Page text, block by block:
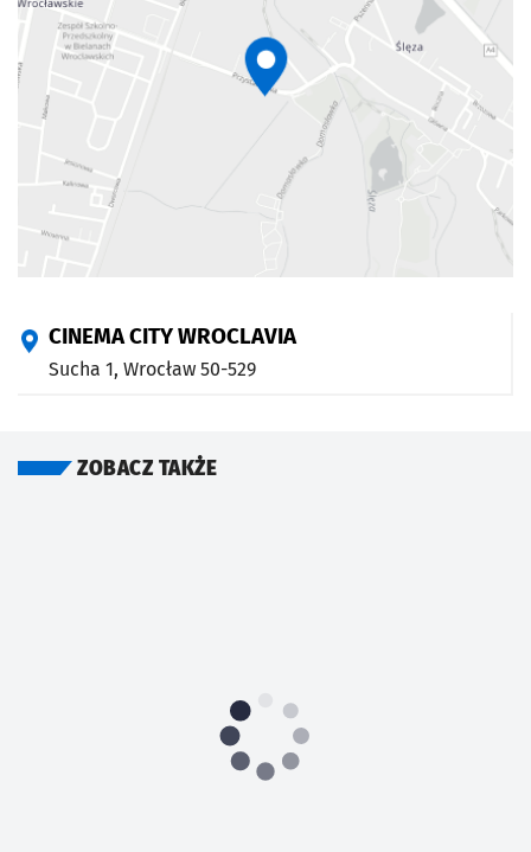
CINEMA CITY WROCLAVIA
Sucha 1, Wrocław 50-529
ZOBACZ TAKŻE